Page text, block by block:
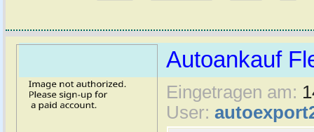
Autoankauf
Eingetragen am:
User: